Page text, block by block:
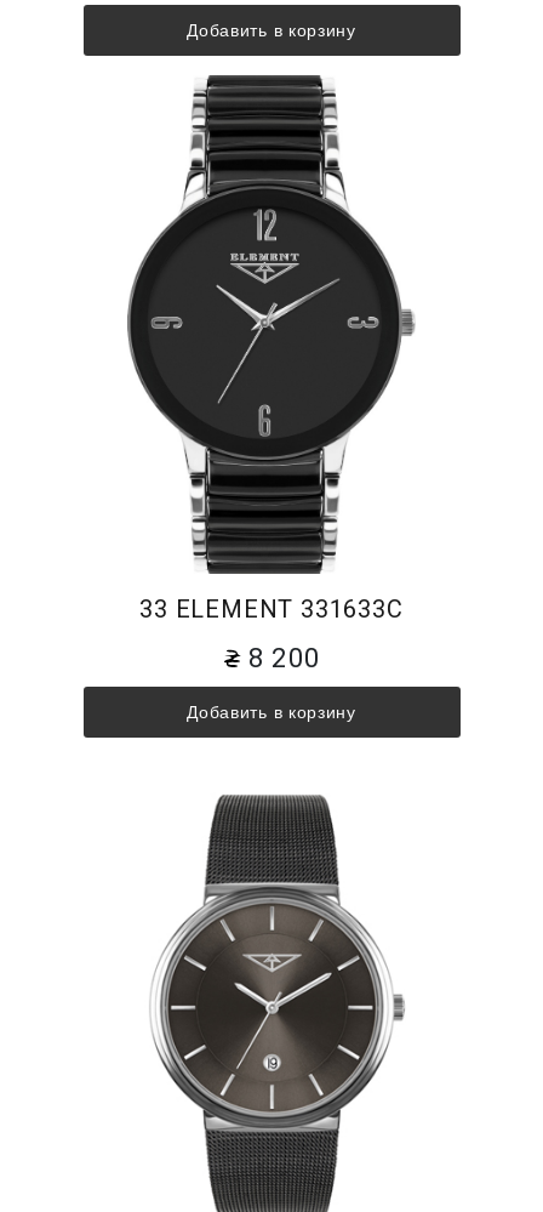
Добавить в корзину
33 ELEMENT 331633C
8 200
Добавить в корзину